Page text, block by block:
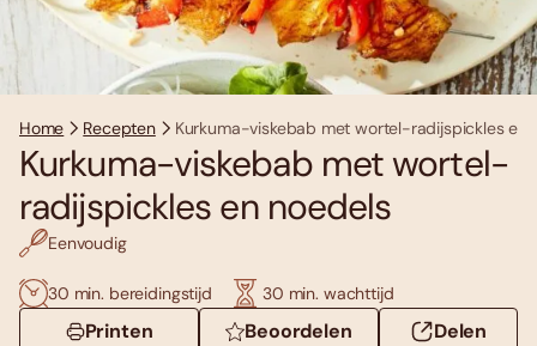
Home Recepten Kurkuma-viskebab met wortel-radijspickles en
Kurkuma-viskebab met wortel-
radijspickles en noedels
Eenvoudig
30 min. bereidingstijd 30 min. wachttijd
Printen Beoordelen Delen